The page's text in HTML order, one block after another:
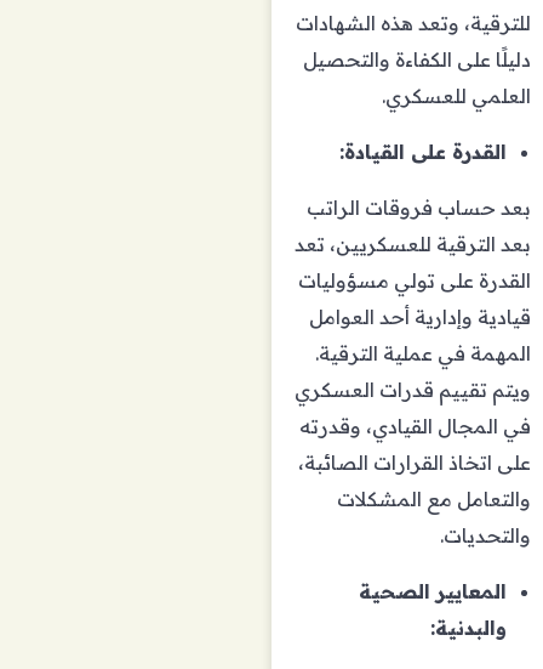
للترقية، وتعد هذه الشهادات
دليلًا على الكفاءة والتحصيل
العلمي للعسكري.
القدرة على القيادة:
بعد حساب فروقات الراتب
بعد الترقية للعسكريين، تعد
القدرة على تولي مسؤوليات
قيادية وإدارية أحد العوامل
المهمة في عملية الترقية.
ويتم تقييم قدرات العسكري
في المجال القيادي، وقدرته
على اتخاذ القرارات الصائبة،
والتعامل مع المشكلات
والتحديات.
المعايير الصحية
والبدنية: